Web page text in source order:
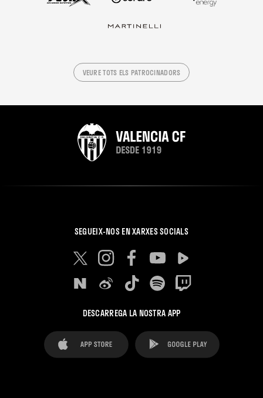
VEURE TOTS ELS PATROCINADORS
SEGUEIX-NOS EN XARXES SOCIALS
DESCARREGA LA NOSTRA APP